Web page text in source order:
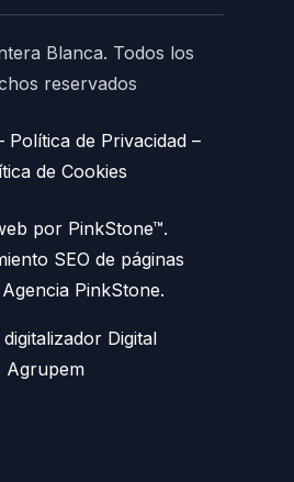
Blanca. Todos los
reservados
Política de Privacidad –
de Cookies
por PinkStone™.
SEO de páginas
PinkStone.
Digital
Agrupem